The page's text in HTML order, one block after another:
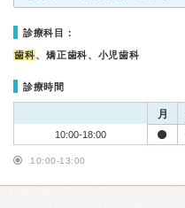
診療科目：
歯科、矯正歯科、小児歯科
診療時間
月
10:00-18:00
10:00-13:00